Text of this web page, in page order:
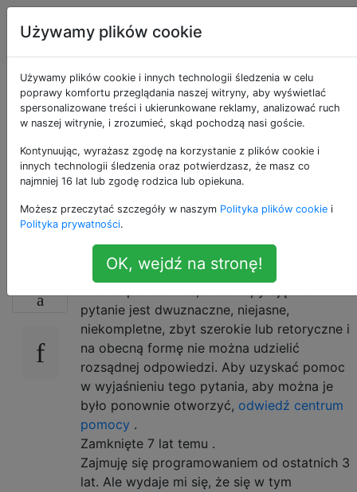
Inżynieria
oprogramowania
Techniki zwiększania
logiki przy
programowaniu
[zamknięte]
pytanie jest dwuznaczne, niejasne,
niekompletne, zbyt szerokie lub retoryczne i
na obecną formę nie można udzielić
rozsądnej odpowiedzi. Aby uzyskać pomoc
w wyjaśnieniu tego pytania, aby można je
było ponownie otworzyć, odwiedź centrum
pomocy .
Zamknięte 7 lat temu .
Zajmuję się programowaniem od ostatnich 3
lat. Ale wydaje mi się, że się w tym
Używamy plików cookie
Używamy plików cookie i innych technologii śledzenia w celu
poprawy komfortu przeglądania naszej witryny, aby wyświetlać
spersonalizowane treści i ukierunkowane reklamy, analizować ruch
w naszej witrynie, i zrozumieć, skąd pochodzą nasi goście.
Kontynuując, wyrażasz zgodę na korzystanie z plików cookie i
innych technologii śledzenia oraz potwierdzasz, że masz co
najmniej 16 lat lub zgodę rodzica lub opiekuna.
Możesz przeczytać szczegóły w naszym Polityka plików cookie i
Polityka prywatności.
OK, wejdź na stronę!